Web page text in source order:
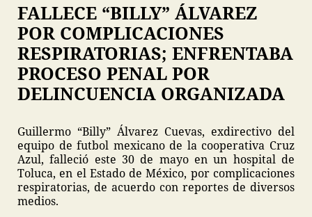
FALLECE “BILLY” ÁLVAREZ
POR COMPLICACIONES
RESPIRATORIAS; ENFRENTABA
PROCESO PENAL POR
DELINCUENCIA ORGANIZADA
Guillermo “Billy” Álvarez Cuevas, exdirectivo del
equipo de futbol mexicano de la cooperativa Cruz
Azul, falleció este 30 de mayo en un hospital de
Toluca, en el Estado de México, por complicaciones
respiratorias, de acuerdo con reportes de diversos
medios.